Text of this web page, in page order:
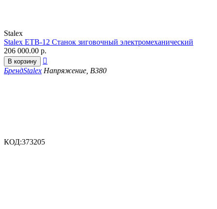
Stalex
Stalex ETB-12 Станок зиговочный электромеханический
206 000.00 р.
В корзину

БрендStalex Напряжение, В380
КОД:373205